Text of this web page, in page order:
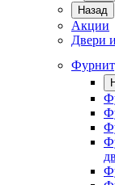
Назад
Акции
Двери